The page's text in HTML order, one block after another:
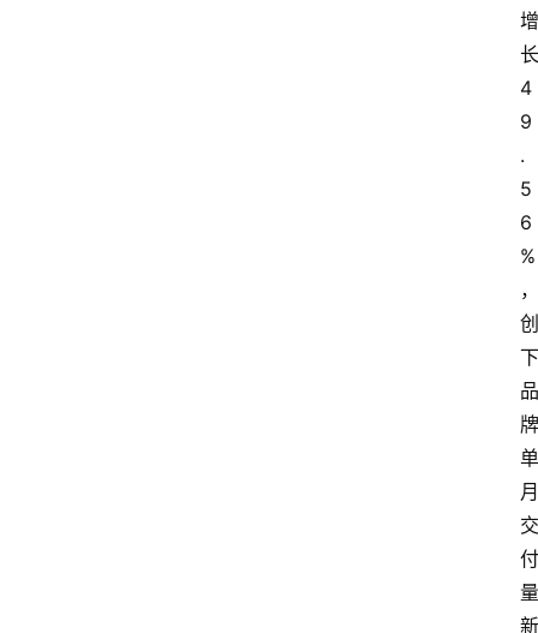
增
长
4
9
.
5
6
%
，
创
下
品
牌
单
月
交
付
量
新